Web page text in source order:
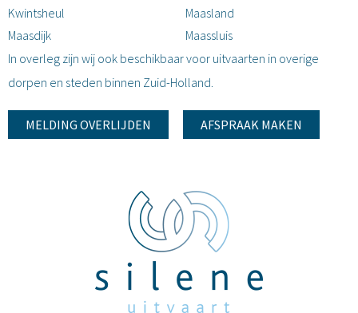
Kwintsheul
Maasdijk
Maasland
Maassluis
In overleg zijn wij ook beschikbaar voor uitvaarten in overige
dorpen en steden binnen Zuid-Holland.
MELDING OVERLIJDEN AFSPRAAK MAKEN